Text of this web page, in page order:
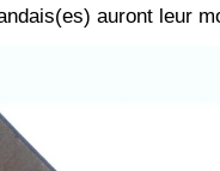
auront leur